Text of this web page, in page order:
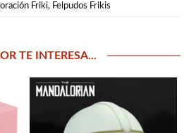
Friki, Felpudos Frikis
TE INTERESA...